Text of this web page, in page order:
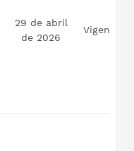
29 de abril
de 2026
Vigente